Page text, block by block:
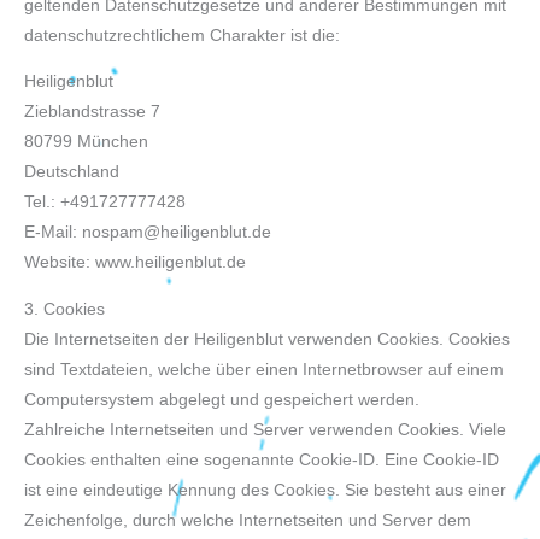
geltenden Datenschutzgesetze und anderer Bestimmungen mit
datenschutzrechtlichem Charakter ist die:
Heiligenblut
Zieblandstrasse 7
80799 München
Deutschland
Tel.: +491727777428
E-Mail: nospam@heiligenblut.de
Website: www.heiligenblut.de
3. Cookies
Die Internetseiten der Heiligenblut verwenden Cookies. Cookies
sind Textdateien, welche über einen Internetbrowser auf einem
Computersystem abgelegt und gespeichert werden.
Zahlreiche Internetseiten und Server verwenden Cookies. Viele
Cookies enthalten eine sogenannte Cookie-ID. Eine Cookie-ID
ist eine eindeutige Kennung des Cookies. Sie besteht aus einer
Zeichenfolge, durch welche Internetseiten und Server dem